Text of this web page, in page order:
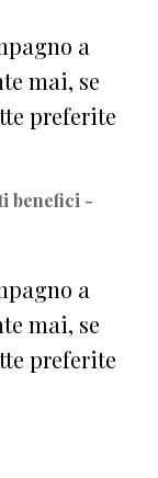
a
mai, se
preferite
benefici -
a
mai, se
preferite